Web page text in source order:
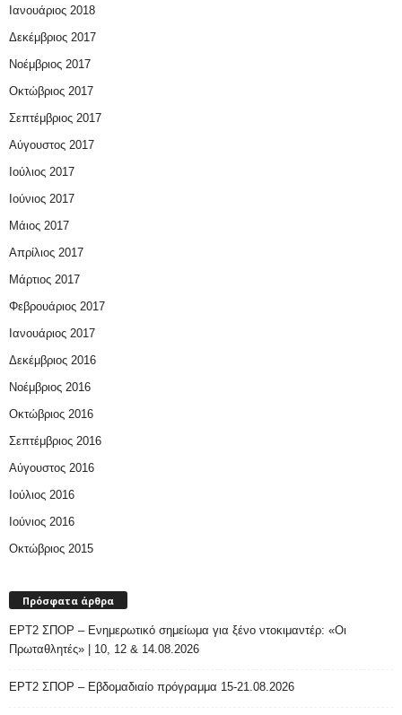
Ιανουάριος 2018
Δεκέμβριος 2017
Νοέμβριος 2017
Οκτώβριος 2017
Σεπτέμβριος 2017
Αύγουστος 2017
Ιούλιος 2017
Ιούνιος 2017
Μάιος 2017
Απρίλιος 2017
Μάρτιος 2017
Φεβρουάριος 2017
Ιανουάριος 2017
Δεκέμβριος 2016
Νοέμβριος 2016
Οκτώβριος 2016
Σεπτέμβριος 2016
Αύγουστος 2016
Ιούλιος 2016
Ιούνιος 2016
Οκτώβριος 2015
Πρόσφατα άρθρα
ΕΡΤ2 ΣΠΟΡ – Ενημερωτικό σημείωμα για ξένο ντοκιμαντέρ: «Οι
Πρωταθλητές» | 10, 12 & 14.08.2026
ΕΡΤ2 ΣΠΟΡ – Εβδομαδιαίο πρόγραμμα 15-21.08.2026